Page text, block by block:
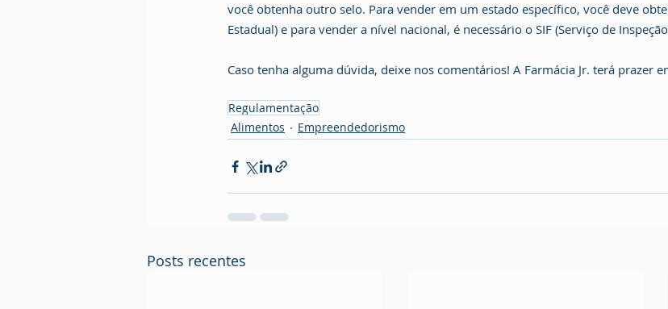
você obtenha outro selo. Para vender em um estado específico, você deve
Estadual) e para vender a nível nacional, é necessário o SIF (Serviço de
Caso tenha alguma dúvida, deixe nos comentários! A Farmácia Jr. terá prazer
Regulamentação
Alimentos
Empreendedorismo
Posts recentes